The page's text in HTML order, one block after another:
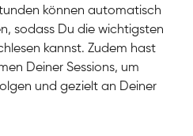
können automatisch
sodass Du die wichtigsten
kannst. Zudem hast
Deiner Sessions, um
und gezielt an Deiner